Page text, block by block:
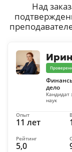
Над
дело
Кандидат
наук
11 лет
Опыт
5,0
Рейтинг